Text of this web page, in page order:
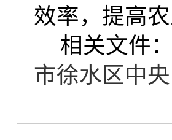
效率，提高
相关文件：
市徐水区中